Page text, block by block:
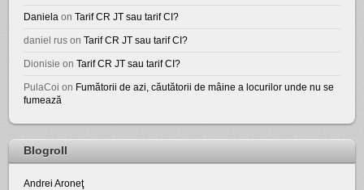
Daniela onTarif CR JT sau tarif CI?
daniel rus onTarif CR JT sau tarif CI?
Dionisie onTarif CR JT sau tarif CI?
PulaCoi on Fumătorii de azi, căutătorii de mâine a locurilor unde nu se
fumează
Blogroll
Andrei Aroneţ